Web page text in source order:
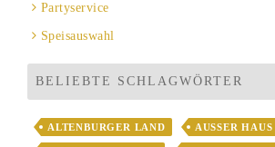
Partyservice
Speisauswahl
BELIEBTE SCHLAGWÖRTER
ALTENBURGER LAND AUSSER HAUS